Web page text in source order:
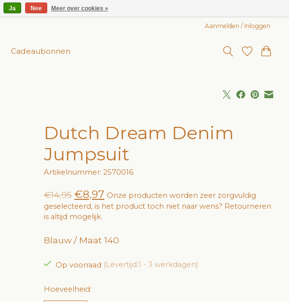
Aanmelden / Inloggen
Cadeaubonnen
Dutch Dream Denim
Jumpsuit
Artikelnummer: 2570016
€14,95 €8,97 Onze producten worden zeer zorgvuldig
geselecteerd, is het product toch niet naar wens? Retourneren
is altijd mogelijk.
Blauw / Maat 140
Op voorraad (Levertijd:1 - 3 werkdagen)
Hoeveelheid:
Ja Nee Meer over cookies »